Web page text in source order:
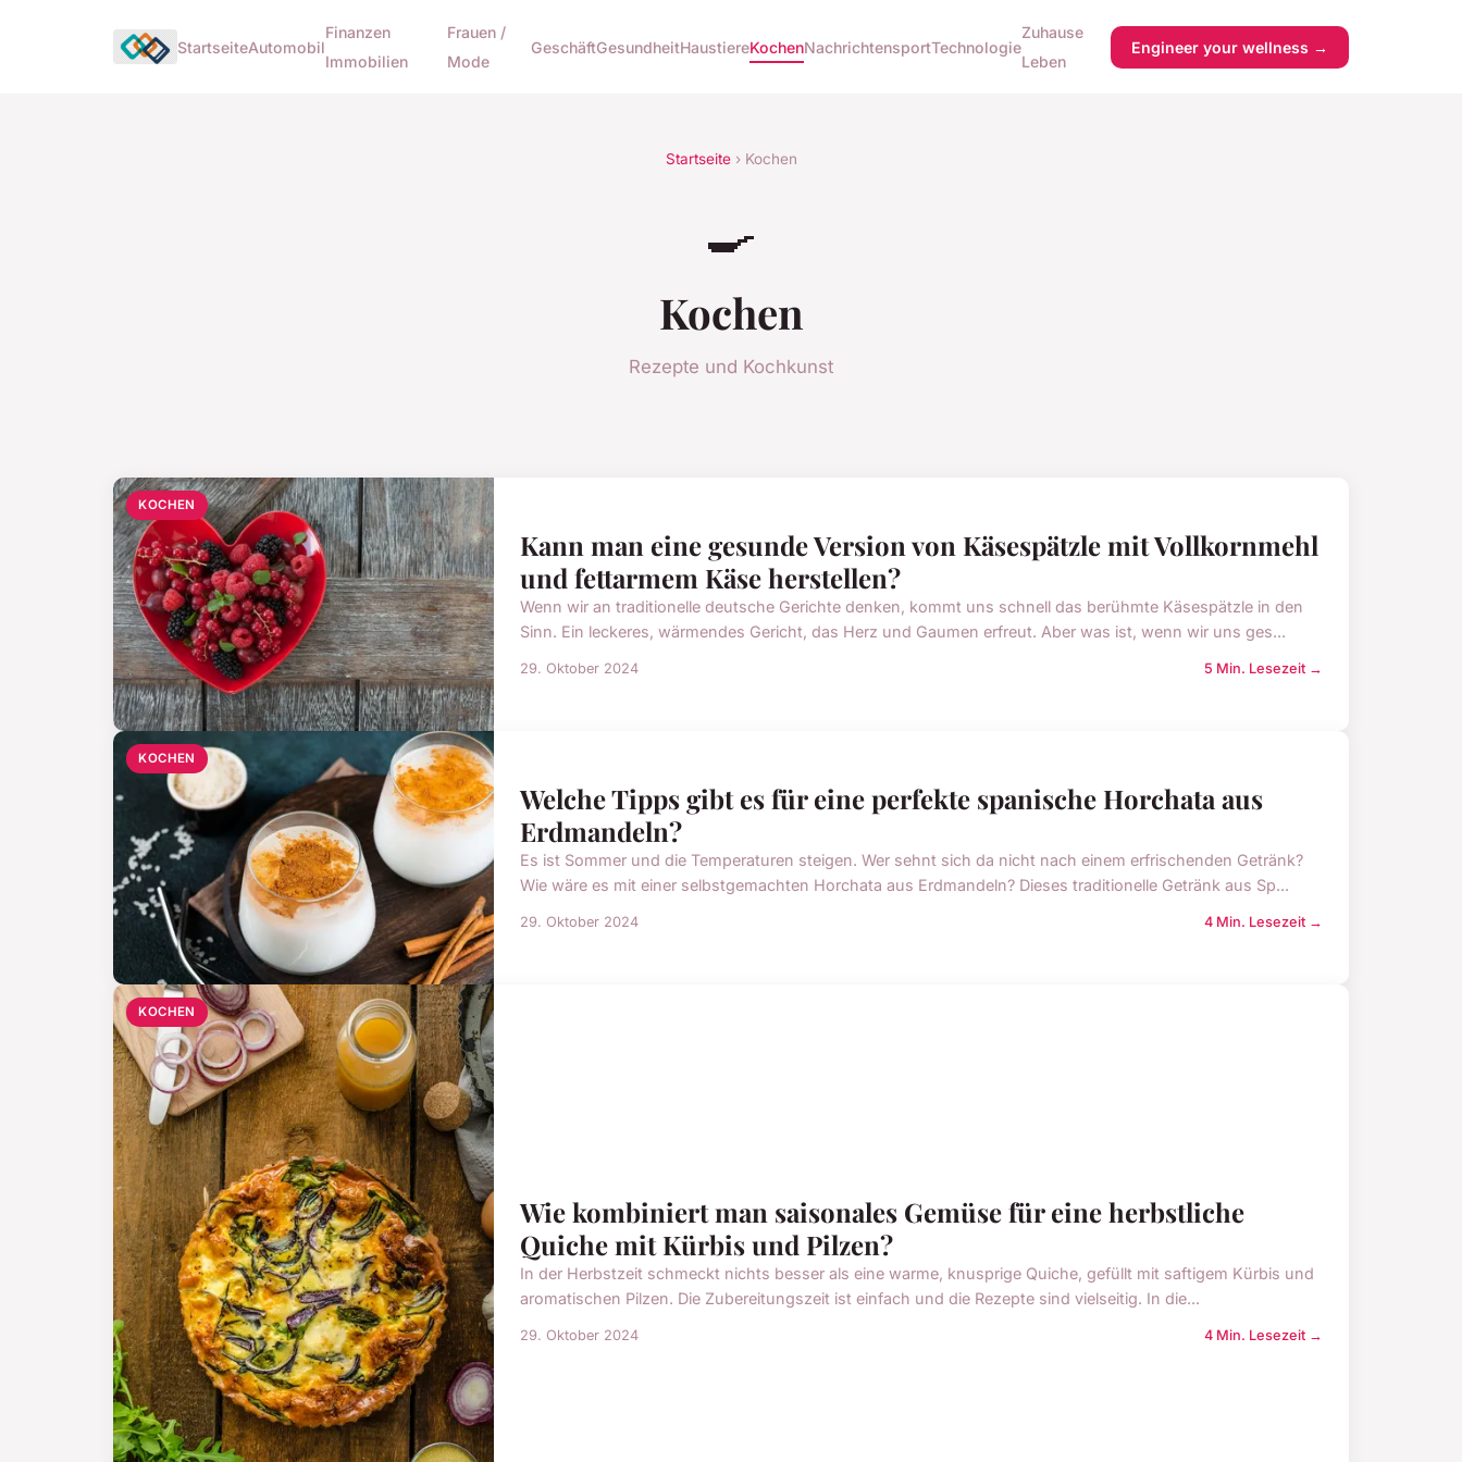
StartseiteAutomobil
Finanzen
Immobilien
Frauen /
Mode
GeschäftGesundheitHaustiereKochenNachrichtensportTechnologie
Zuhause
Leben
Engineer your wellness →
Startseite› Kochen
🍳
Kochen
Rezepte und Kochkunst
KOCHEN
Kann man eine gesunde Version von Käsespätzle mit Vollkornmehl
und fettarmem Käse herstellen?
Wenn wir an traditionelle deutsche Gerichte denken, kommt uns schnell das berühmte Käsespätzle in den
Sinn. Ein leckeres, wärmendes Gericht, das Herz und Gaumen erfreut. Aber was ist, wenn wir uns ges...
29. Oktober 2024 5 Min. Lesezeit →
KOCHEN
Welche Tipps gibt es für eine perfekte spanische Horchata aus
Erdmandeln?
Es ist Sommer und die Temperaturen steigen. Wer sehnt sich da nicht nach einem erfrischenden Getränk?
Wie wäre es mit einer selbstgemachten Horchata aus Erdmandeln? Dieses traditionelle Getränk aus Sp...
29. Oktober 2024 4 Min. Lesezeit →
KOCHEN
Wie kombiniert man saisonales Gemüse für eine herbstliche
Quiche mit Kürbis und Pilzen?
In der Herbstzeit schmeckt nichts besser als eine warme, knusprige Quiche, gefüllt mit saftigem Kürbis und
aromatischen Pilzen. Die Zubereitungszeit ist einfach und die Rezepte sind vielseitig. In die...
29. Oktober 2024 4 Min. Lesezeit →